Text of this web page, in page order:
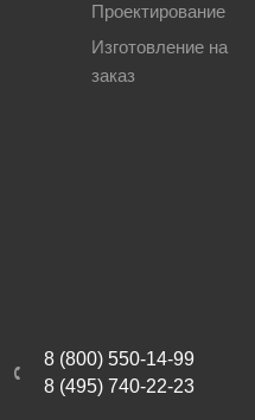
Проектирование
Изготовление на
заказ
8 (800) 550-14-99
8 (495) 740-22-23